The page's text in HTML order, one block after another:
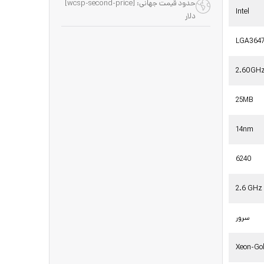
Intel
LGA3647
25MB
14nm
6240
2.6 GHz
سرور
Xeon-
حدود قیمت جهانی: [wcsp-second-price]
دلار